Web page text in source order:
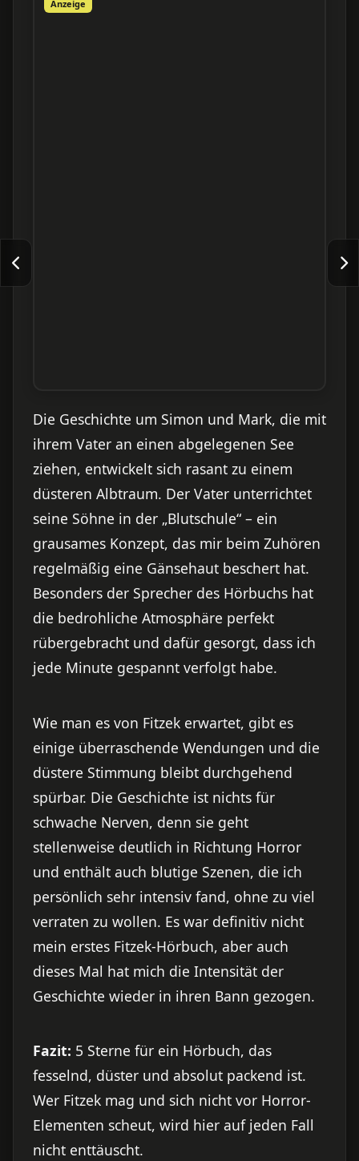
Anzeige
Die Geschichte um Simon und Mark, die mit
ihrem Vater an einen abgelegenen See
ziehen, entwickelt sich rasant zu einem
düsteren Albtraum. Der Vater unterrichtet
seine Söhne in der „Blutschule“ – ein
grausames Konzept, das mir beim Zuhören
regelmäßig eine Gänsehaut beschert hat.
Besonders der Sprecher des Hörbuchs hat
die bedrohliche Atmosphäre perfekt
rübergebracht und dafür gesorgt, dass ich
jede Minute gespannt verfolgt habe.
Wie man es von Fitzek erwartet, gibt es
einige überraschende Wendungen und die
düstere Stimmung bleibt durchgehend
spürbar. Die Geschichte ist nichts für
schwache Nerven, denn sie geht
stellenweise deutlich in Richtung Horror
und enthält auch blutige Szenen, die ich
persönlich sehr intensiv fand, ohne zu viel
verraten zu wollen. Es war definitiv nicht
mein erstes Fitzek-Hörbuch, aber auch
dieses Mal hat mich die Intensität der
Geschichte wieder in ihren Bann gezogen.
Fazit: 5 Sterne für ein Hörbuch, das
fesselnd, düster und absolut packend ist.
Wer Fitzek mag und sich nicht vor Horror-
Elementen scheut, wird hier auf jeden Fall
nicht enttäuscht.